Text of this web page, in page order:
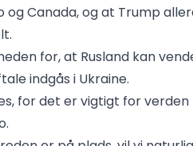
og Canada, og at Trump
for, at Rusland kan
indgås i Ukraine.
for det er vigtigt for verden